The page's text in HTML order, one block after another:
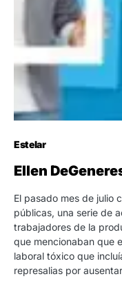
Estelar
Ellen
El pasado mes de julio
públicas, una serie de
trabajadores de la
que mencionaban que
laboral tóxico que
represalias por